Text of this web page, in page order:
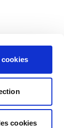
cookies